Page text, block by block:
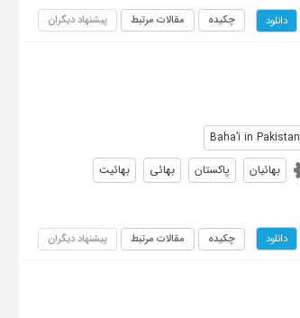
دانلود چکیده مقالات مرتبط پیشنهاد دیگران
Baha’i in Pakistan
بهائیان پاکستان بهائی
بهائیت
دانلود چکیده مقالات مرتبط پیشنهاد دیگران